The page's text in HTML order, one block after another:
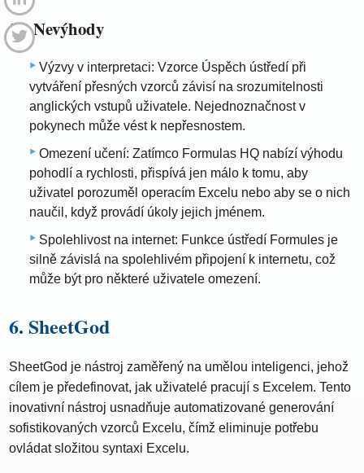
5.2 Nevýhody
Výzvy v interpretaci: Vzorce Úspěch ústředí při
vytváření přesných vzorců závisí na srozumitelnosti
anglických vstupů uživatele. Nejednoznačnost v
pokynech může vést k nepřesnostem.
Omezení učení: Zatímco Formulas HQ nabízí výhodu
pohodlí a rychlosti, přispívá jen málo k tomu, aby
uživatel porozuměl operacím Excelu nebo aby se o nich
naučil, když provádí úkoly jejich jménem.
Spolehlivost na internet: Funkce ústředí Formules je
silně závislá na spolehlivém připojení k internetu, což
může být pro některé uživatele omezení.
6. SheetGod
SheetGod je nástroj zaměřený na umělou inteligenci, jehož
cílem je předefinovat, jak uživatelé pracují s Excelem. Tento
inovativní nástroj usnadňuje automatizované generování
sofistikovaných vzorců Excelu, čímž eliminuje potřebu
ovládat složitou syntaxi Excelu.